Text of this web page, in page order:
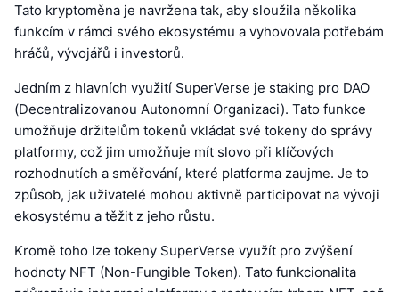
Tato kryptoměna je navržena tak, aby sloužila několika
funkcím v rámci svého ekosystému a vyhovovala potřebám
hráčů, vývojářů i investorů.
Jedním z hlavních využití SuperVerse je staking pro DAO
(Decentralizovanou Autonomní Organizaci). Tato funkce
umožňuje držitelům tokenů vkládat své tokeny do správy
platformy, což jim umožňuje mít slovo při klíčových
rozhodnutích a směřování, které platforma zaujme. Je to
způsob, jak uživatelé mohou aktivně participovat na vývoji
ekosystému a těžit z jeho růstu.
Kromě toho lze tokeny SuperVerse využít pro zvýšení
hodnoty NFT (Non-Fungible Token). Tato funkcionalita